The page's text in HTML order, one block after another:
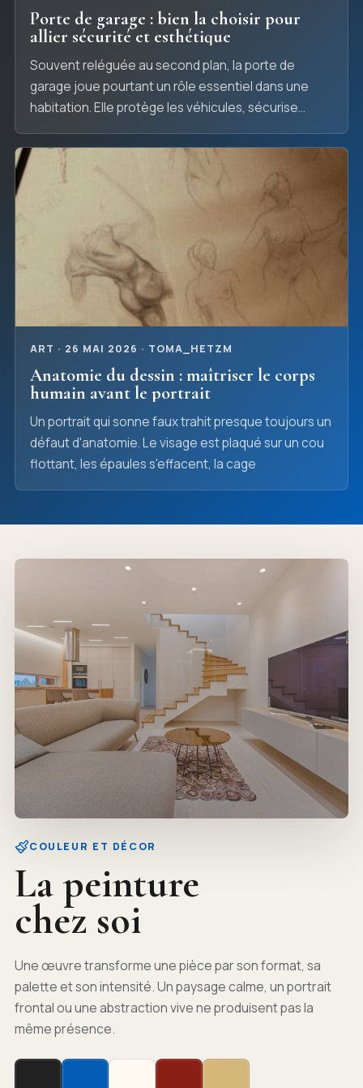
Porte de garage : bien la choisir pour
allier sécurité et esthétique
Souvent reléguée au second plan, la porte de
garage joue pourtant un rôle essentiel dans une
habitation. Elle protège les véhicules, sécurise
ART · 26 MAI 2026 · TOMA_HETZM
Anatomie du dessin : maîtriser le corps
humain avant le portrait
Un portrait qui sonne faux trahit presque toujours un
défaut d'anatomie. Le visage est plaqué sur un cou
flottant, les épaules s'effacent, la cage
COULEUR ET DÉCOR
La peinture
chez soi
Une œuvre transforme une pièce par son format, sa
palette et son intensité. Un paysage calme, un portrait
frontal ou une abstraction vive ne produisent pas la
même présence.